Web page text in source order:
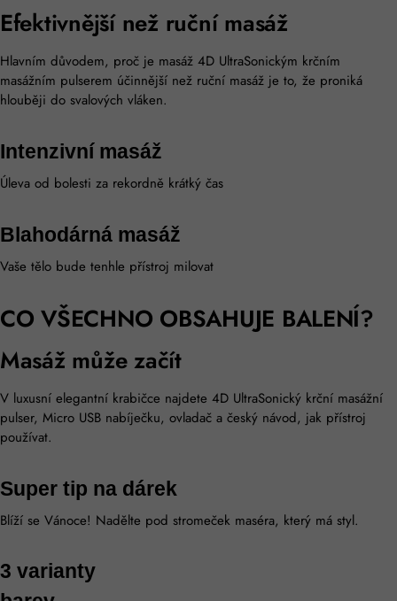
Efektivnější než ruční masáž
Hlavním důvodem, proč je masáž 4D UltraSonickým krčním
masážním pulserem účinnější než ruční masáž je to, že proniká
hlouběji do svalových vláken.
Intenzivní masáž
Úleva od bolesti za rekordně krátký čas
Blahodárná masáž
Vaše tělo bude tenhle přístroj milovat
CO VŠECHNO OBSAHUJE BALENÍ?
Masáž může začít
V luxusní elegantní krabičce najdete 4D UltraSonický krční masážní
pulser, Micro USB nabíječku, ovladač a český návod, jak přístroj
používat.
Super tip na dárek
Blíží se Vánoce! Nadělte pod stromeček maséra, který má styl.
3 varianty